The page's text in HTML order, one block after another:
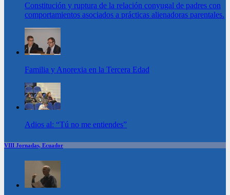
Constitución y ruptura de la relación conyugal de padres con
comportamientos asociados a prácticas alienadoras parentales.
Familia y Anorexia en la Tercera Edad
Adios al: “Tú no me entiendes”
VIII Jornadas, Ecuador